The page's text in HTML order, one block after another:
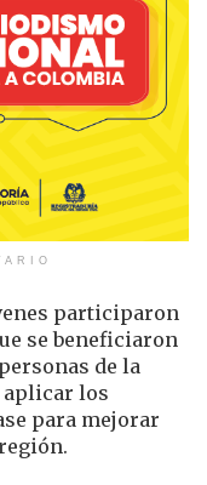
participaron
se beneficiaron
de la
aplicar los
para mejorar